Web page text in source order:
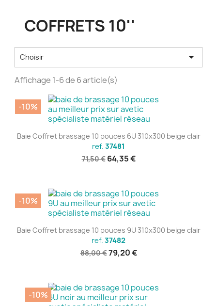
COFFRETS 10''
Choisir 
Affichage 1-6 de 6 article(s)
Baie Coffret brassage 10 pouces 6U 310x300 beige clair
ref. 37481
71,50 € 64,35 €
-10%
Baie Coffret brassage 10 pouces 9U 310x300 beige clair
ref. 37482
88,00 €79,20 €
-10%
-10%